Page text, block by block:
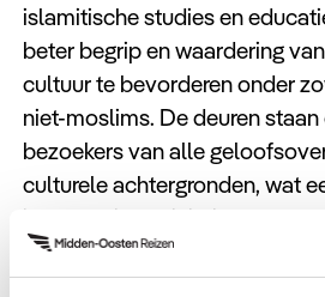
islamitische studies en
beter begrip en waardering
cultuur te bevorderen onder
niet-moslims. De deuren
bezoekers van alle
culturele achtergronden, wat
is van de inclusiviteit en
Verenigde Arabische Emiraten.